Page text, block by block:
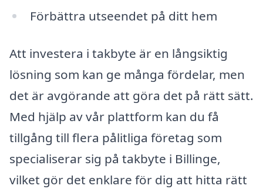
Förbättra utseendet på ditt hem
Att investera i takbyte är en långsiktig
lösning som kan ge många fördelar, men
det är avgörande att göra det på rätt sätt.
Med hjälp av vår plattform kan du få
tillgång till flera pålitliga företag som
specialiserar sig på takbyte i Billinge,
vilket gör det enklare för dig att hitta rätt